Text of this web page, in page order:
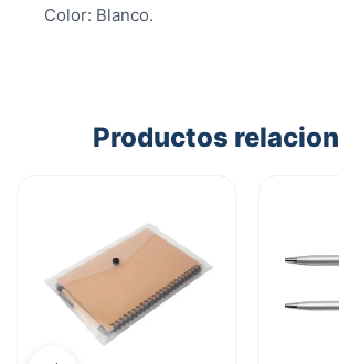
Color: Blanco.
Productos